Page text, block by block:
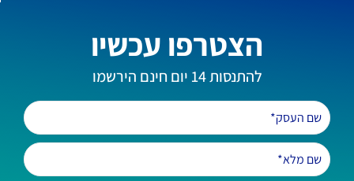
הצטרפו עכשיו
להתנסות 14 יום חינם הירשמו